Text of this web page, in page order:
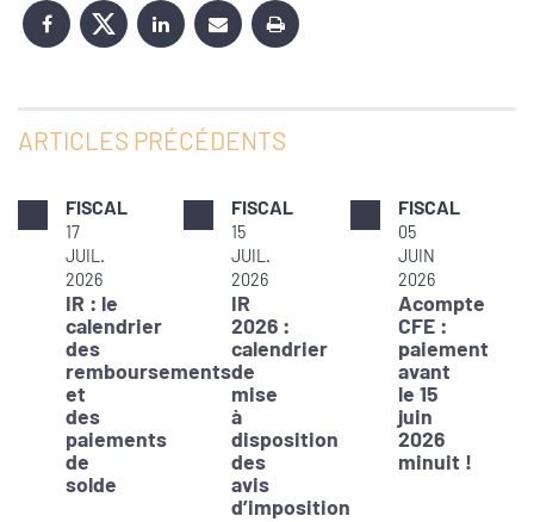
ARTICLES PRÉCÉDENTS
FISCAL
17
JUIL.
2026
IR : le
calendrier
des
remboursements
et
des
paiements
de
solde
FISCAL
15
JUIL.
2026
IR
2026 :
calendrier
de
mise
à
disposition
des
avis
d’imposition
FISCAL
05
JUIN
2026
Acompte
CFE :
paiement
avant
le 15
juin
2026
minuit !